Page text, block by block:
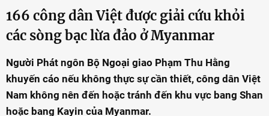
166 công dân Việt được giải cứu khỏi
các sòng bạc lừa đảo ở Myanmar
Người Phát ngôn Bộ Ngoại giao Phạm Thu Hằng
khuyến cáo nếu không thực sự cần thiết, công dân Việt
Nam không nên đến hoặc tránh đến khu vực bang Shan
hoặc bang Kayin của Myanmar.